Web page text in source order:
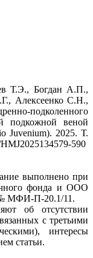
Т.Э., Богдан А.П.,
Алексеенко С.Н.,
подколенного
подкожной веной
Juvenium). 2025. Т.
590
выполнено при
фонда и ООО
МФИ-П-20.1/11.
об отсутствии
с третьими
интересы
статьи.